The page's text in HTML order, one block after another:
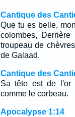
Cantique des
Que tu es belle,
colombes,
troupeau de
de Galaad.
Cantique des
Sa tête est de l'or
comme le corbeau.
Apocalypse 1:14